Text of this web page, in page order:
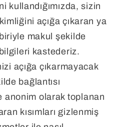
sizin
açığa çıkaran ya
makul şekilde
kastederiz.
açığa çıkarmayacak
bağlantısı
anonim olarak toplanan
kısımları gizlenmiş